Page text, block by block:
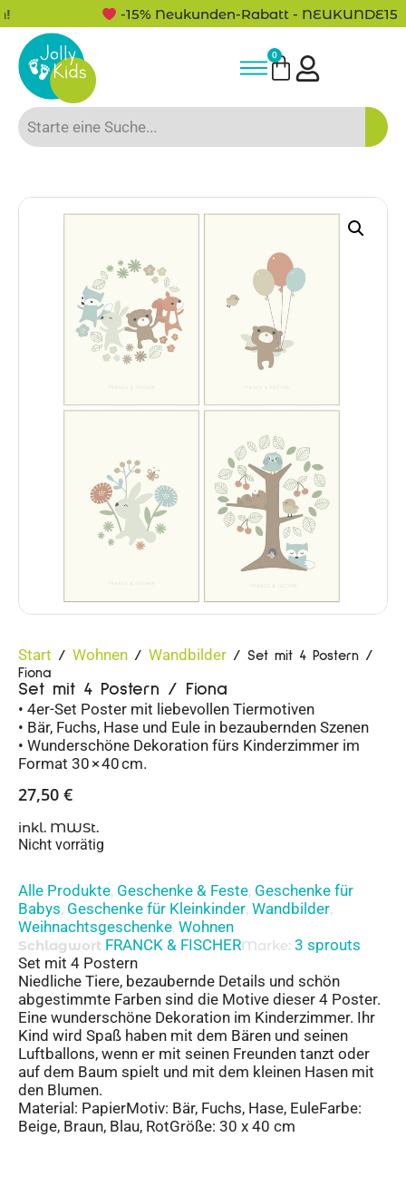
-15% Neukunden-Rabatt - NEUKUNDE15
0
Start / Wohnen / Wandbilder / Set mit 4 Postern /
Fiona
Set mit 4 Postern / Fiona
• 4er-Set Poster mit liebevollen Tiermotiven
• Bär, Fuchs, Hase und Eule in bezaubernden Szenen
• Wunderschöne Dekoration fürs Kinderzimmer im
Format 30 × 40 cm.
27,50 €
inkl. MWSt.
Nicht vorrätig
Alle Produkte, Geschenke & Feste, Geschenke für
Babys, Geschenke für Kleinkinder, Wandbilder,
Weihnachtsgeschenke, Wohnen
Schlagwort FRANCK & FISCHERMarke: 3 sprouts
Set mit 4 Postern
Niedliche Tiere, bezaubernde Details und schön
abgestimmte Farben sind die Motive dieser 4 Poster.
Eine wunderschöne Dekoration im Kinderzimmer. Ihr
Kind wird Spaß haben mit dem Bären und seinen
Luftballons, wenn er mit seinen Freunden tanzt oder
auf dem Baum spielt und mit dem kleinen Hasen mit
den Blumen.
Material: PapierMotiv: Bär, Fuchs, Hase, EuleFarbe:
Beige, Braun, Blau, RotGröße: 30 x 40 cm